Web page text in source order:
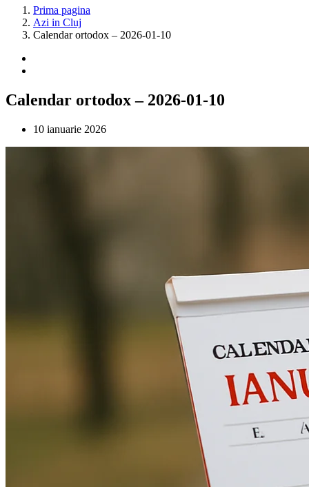
Prima pagina
Azi in Cluj
Calendar ortodox – 2026-01-10
Calendar ortodox – 2026-01-10
10 ianuarie 2026